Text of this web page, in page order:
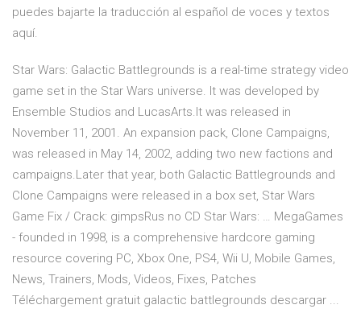
puedes bajarte la traducción al español de voces y textos
aquí.
Star Wars: Galactic Battlegrounds is a real-time strategy video
game set in the Star Wars universe. It was developed by
Ensemble Studios and LucasArts.It was released in
November 11, 2001. An expansion pack, Clone Campaigns,
was released in May 14, 2002, adding two new factions and
campaigns.Later that year, both Galactic Battlegrounds and
Clone Campaigns were released in a box set, Star Wars
Game Fix / Crack: gimpsRus no CD Star Wars: … MegaGames
- founded in 1998, is a comprehensive hardcore gaming
resource covering PC, Xbox One, PS4, Wii U, Mobile Games,
News, Trainers, Mods, Videos, Fixes, Patches
Téléchargement gratuit galactic battlegrounds descargar ...